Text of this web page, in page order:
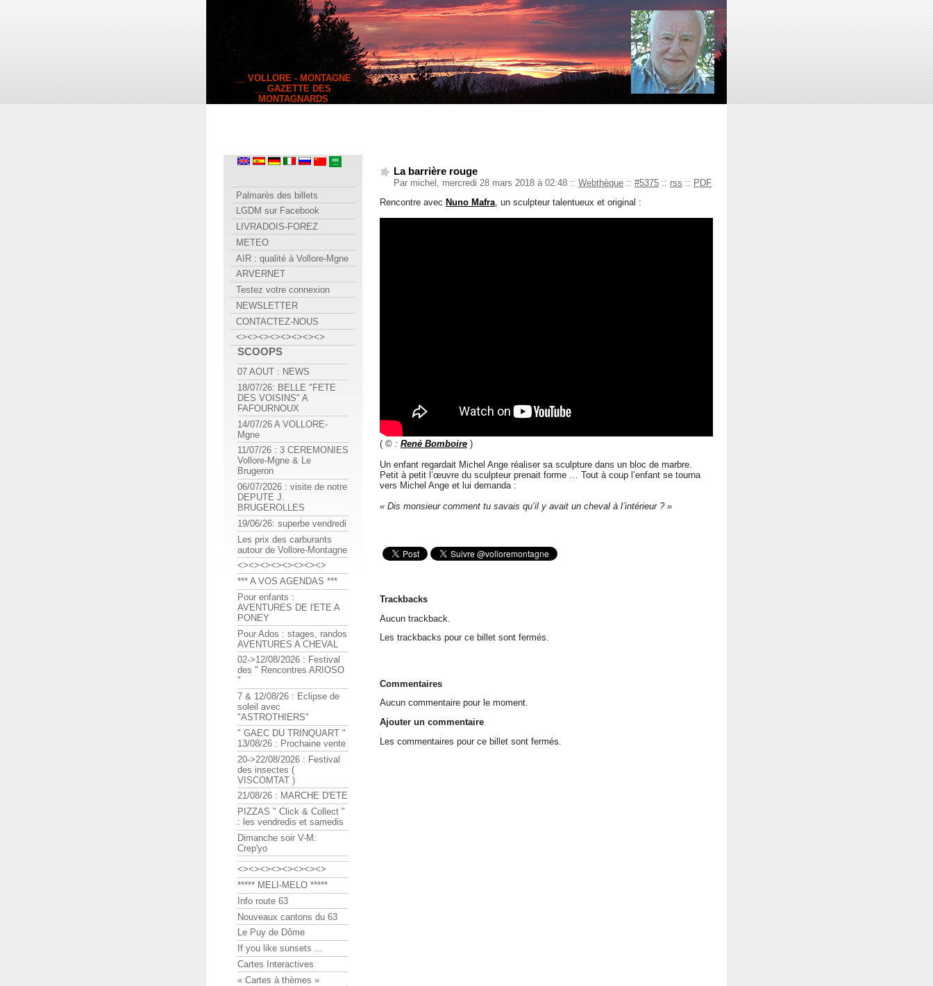
__ VOLLORE - MONTAGNE
__ GAZETTE DES
MONTAGNARDS
La barrière rouge
Par michel, mercredi 28 mars 2018 à 02:48 :: Webthèque :: #5375 :: rss :: PDF
Rencontre avec Nuno Mafra, un sculpteur talentueux et original :
( © : René Bomboire )
Un enfant regardait Michel Ange réaliser sa sculpture dans un bloc de marbre.
Petit à petit l’œuvre du sculpteur prenait forme … Tout à coup l’enfant se tourna
vers Michel Ange et lui demanda :
« Dis monsieur comment tu savais qu’il y avait un cheval à l’intérieur ? »
Trackbacks
Aucun trackback.
Les trackbacks pour ce billet sont fermés.
Commentaires
Aucun commentaire pour le moment.
Ajouter un commentaire
Les commentaires pour ce billet sont fermés.
Palmarès des billets
LGDM sur Facebook
LIVRADOIS-FOREZ
METEO
AIR : qualité à Vollore-Mgne
ARVERNET
Testez votre connexion
NEWSLETTER
CONTACTEZ-NOUS
<><><><><><><><>
SCOOPS
07 AOUT : NEWS
18/07/26: BELLE "FETE
DES VOISINS" A
FAFOURNOUX
14/07/26 A VOLLORE-
Mgne
11/07/26 : 3 CEREMONIES
Vollore-Mgne & Le
Brugeron
06/07/2026 : visite de notre
DEPUTE J.
BRUGEROLLES
19/06/26: superbe vendredi
Les prix des carburants
autour de Vollore-Montagne
<><><><><><><><>
*** A VOS AGENDAS ***
Pour enfants :
AVENTURES DE l'ETE A
PONEY
Pour Ados : stages, randos
AVENTURES A CHEVAL
02->12/08/2026 : Festival
des " Rencontres ARIOSO
"
7 & 12/08/26 : Eclipse de
soleil avec
"ASTROTHIERS"
" GAEC DU TRINQUART "
13/08/26 : Prochaine vente
20->22/08/2026 : Festival
des insectes (
VISCOMTAT )
21/08/26 : MARCHE D'ETE
PIZZAS " Click & Collect "
: les vendredis et samedis
Dimanche soir V-M:
Crep'yo
<><><><><><><><>
***** MELI-MELO *****
Info route 63
Nouveaux cantons du 63
Le Puy de Dôme
If you like sunsets ...
Cartes Interactives
« Cartes à thèmes »